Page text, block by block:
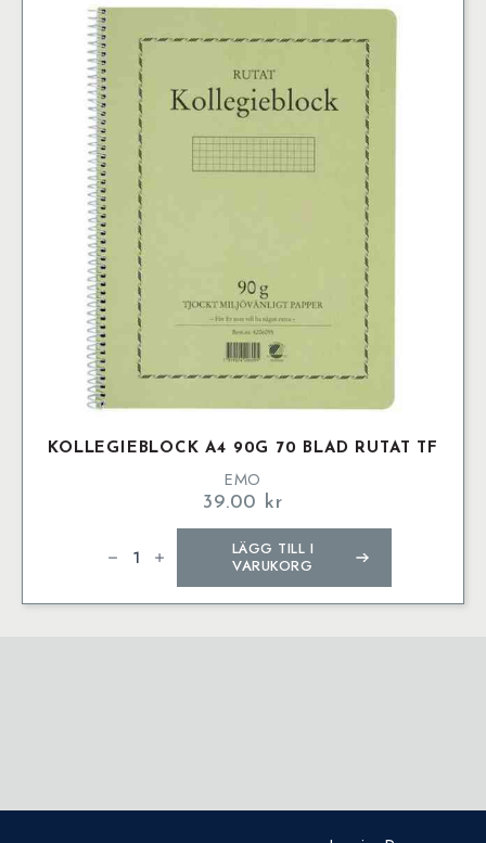
KOLLEGIEBLOCK A4 90G 70 BLAD RUTAT TF
EMO
39.00 kr
Kollegieblock
90g
rutat
LÄGG TILL I
VARUKORG